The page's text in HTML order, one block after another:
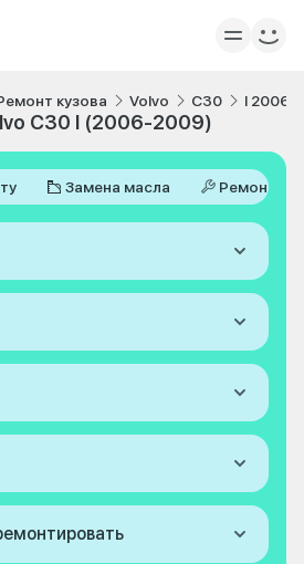
кузова Volvo C30 I 2006-
C30 I (2006-2009)
Замена масла Ремонт